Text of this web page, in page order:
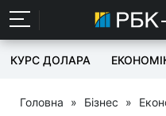
КУРС ДОЛАРА
Головна » Бізнес »